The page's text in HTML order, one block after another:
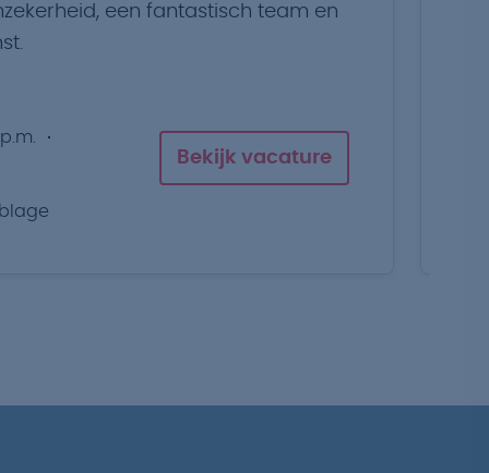
een fantastisch team en
Bekijk vacature